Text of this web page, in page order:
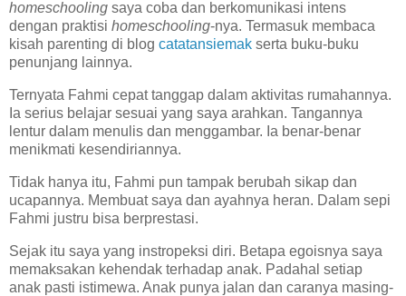
homeschooling saya coba dan berkomunikasi intens
dengan praktisi homeschooling-nya. Termasuk membaca
kisah parenting di blog catatansiemak serta buku-buku
penunjang lainnya.
Ternyata Fahmi cepat tanggap dalam aktivitas rumahannya.
Ia serius belajar sesuai yang saya arahkan. Tangannya
lentur dalam menulis dan menggambar. Ia benar-benar
menikmati kesendiriannya.
Tidak hanya itu, Fahmi pun tampak berubah sikap dan
ucapannya. Membuat saya dan ayahnya heran. Dalam sepi
Fahmi justru bisa berprestasi.
Sejak itu saya yang instropeksi diri. Betapa egoisnya saya
memaksakan kehendak terhadap anak. Padahal setiap
anak pasti istimewa. Anak punya jalan dan caranya masing-